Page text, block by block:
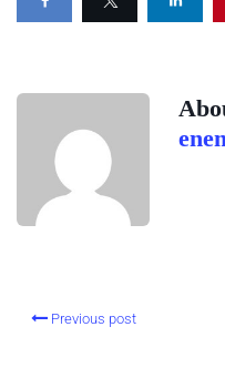
Previous post